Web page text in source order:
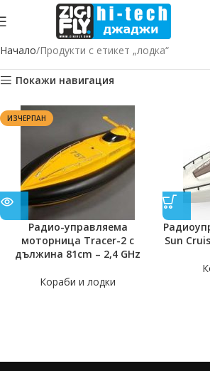
Начало Продукти с етикет „лодка“
Покажи навигация
ИЗЧЕРПАН
Радио-управляема
моторница Tracer-2 с
дължина 81cm – 2,4 GHz
Кораби и лодки
Sun